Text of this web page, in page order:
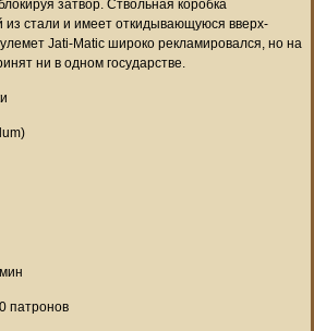
затвор. Ствольная коробка
из стали и имеет откидывающуюся вверх-
Jati-Matic широко рекламировался, но на
ни в одном государстве.
патронов